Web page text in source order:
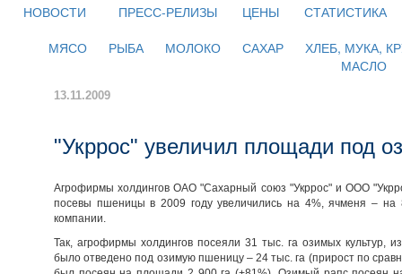
НОВОСТИ ПРЕСС-РЕЛИЗЫ ЦЕНЫ
СТАТИСТИКА
МЯСО
РЫБА МОЛОКО САХАР
ХЛЕБ, МУКА,
МАСЛО
13.11.2009
"Укррос" увеличил площади под
Агрофирмы холдингов ОАО "Сахарный союз "Укррос" и ООО
посевы пшеницы в 2009 году увеличились на 4%, ячменя –
компании.
Так, агрофирмы холдингов посеяли 31 тыс. га озимых культур,
было отведено под озимую пшеницу – 24 тыс. га (прирост по